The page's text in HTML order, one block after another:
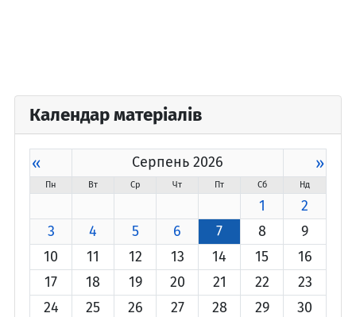
Календар матеріалів
« Серпень 2026 »
Пн Вт Ср Чт Пт Сб Нд
1
2
3
4 5 6 7 8
9
10
11 12 13 14 15
16
17
18 19 20 21 22
23
24
25 26 27 28 29
30